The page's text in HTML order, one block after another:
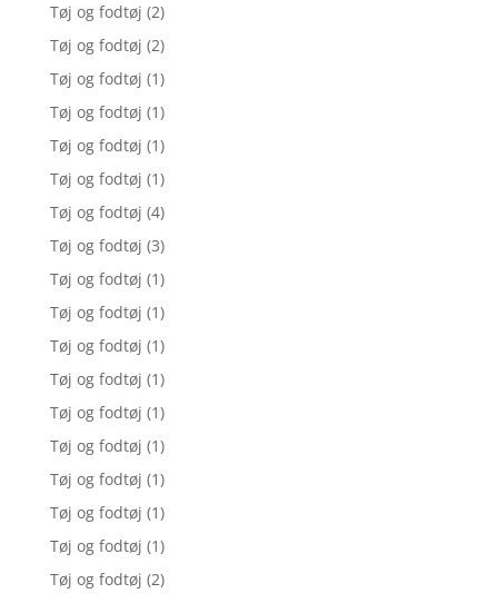
Tøj og fodtøj (2)
Tøj og fodtøj (2)
Tøj og fodtøj (1)
Tøj og fodtøj (1)
Tøj og fodtøj (1)
Tøj og fodtøj (1)
Tøj og fodtøj (4)
Tøj og fodtøj (3)
Tøj og fodtøj (1)
Tøj og fodtøj (1)
Tøj og fodtøj (1)
Tøj og fodtøj (1)
Tøj og fodtøj (1)
Tøj og fodtøj (1)
Tøj og fodtøj (1)
Tøj og fodtøj (1)
Tøj og fodtøj (1)
Tøj og fodtøj (2)